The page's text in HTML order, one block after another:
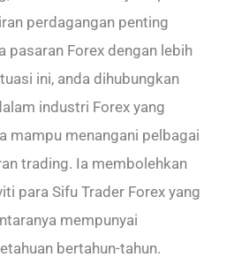
perdagangan penting
pasaran Forex dengan lebih
ini, anda dihubungkan
industri Forex yang
mampu menangani pelbagai
trading. Ia membolehkan
para Sifu Trader Forex yang
mempunyai
bertahun-tahun.